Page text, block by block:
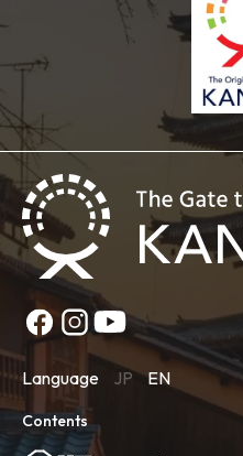
Language JP EN
Contents